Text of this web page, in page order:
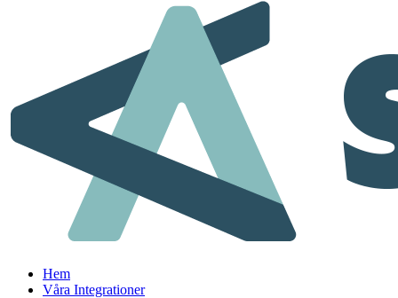
Hem
Våra Integrationer